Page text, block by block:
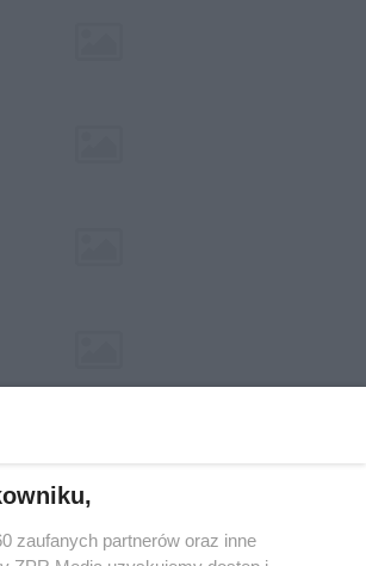
w serwisie nie może być powielany i
zaufanych partnerów oraz inne